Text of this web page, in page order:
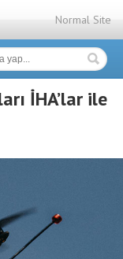
Normal Site
İHA’lar ile